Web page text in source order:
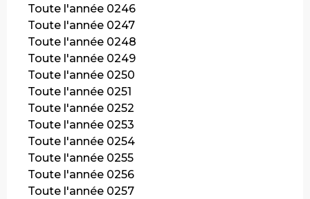
Toute l'année 0246
Toute l'année 0247
Toute l'année 0248
Toute l'année 0249
Toute l'année 0250
Toute l'année 0251
Toute l'année 0252
Toute l'année 0253
Toute l'année 0254
Toute l'année 0255
Toute l'année 0256
Toute l'année 0257